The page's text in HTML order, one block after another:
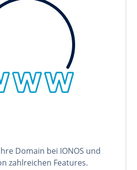
Domain bei IONOS und
zahlreichen Features.